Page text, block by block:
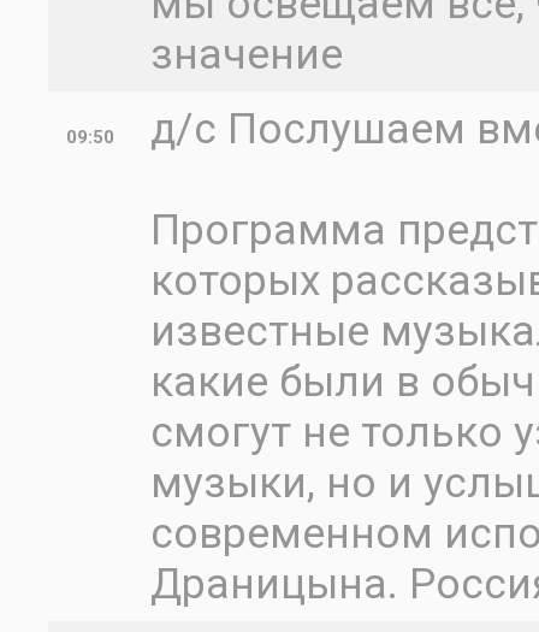
значение
09:50
д/с Послушаем
Программа
которых
известные
какие были в
смогут не только
музыки, но и
современном
Драницына.